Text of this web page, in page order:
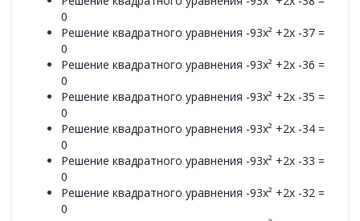
0
Решение квадратного уравнения -93x² +2x -37 =
0
Решение квадратного уравнения -93x² +2x -36 =
0
Решение квадратного уравнения -93x² +2x -35 =
0
Решение квадратного уравнения -93x² +2x -34 =
0
Решение квадратного уравнения -93x² +2x -33 =
0
Решение квадратного уравнения -93x² +2x -32 =
0